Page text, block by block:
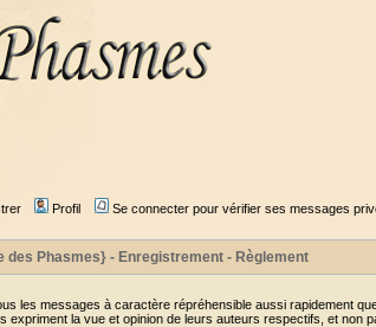
Profil Se connecter pour vérifier ses messages
des Phasmes} - Enregistrement - Règlement
les messages à caractère répréhensible aussi rapidement
la vue et opinion de leurs auteurs respectifs, et non